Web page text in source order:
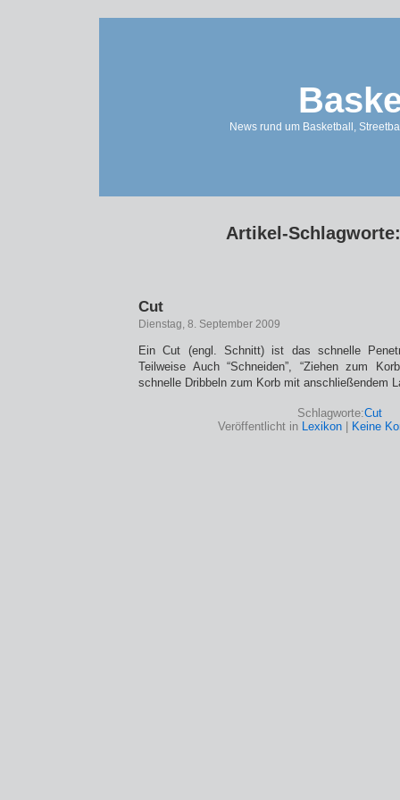
News rund um Basketball,
Artikel-
Cut
Dienstag, 8. September 2009
Ein Cut (engl. Schnitt) ist das schnelle
Teilweise Auch “Schneiden”, “Ziehen zum
schnelle Dribbeln zum Korb mit anschließendem
Schlagworte:Cut
Veröffentlicht in Lexikon Keine